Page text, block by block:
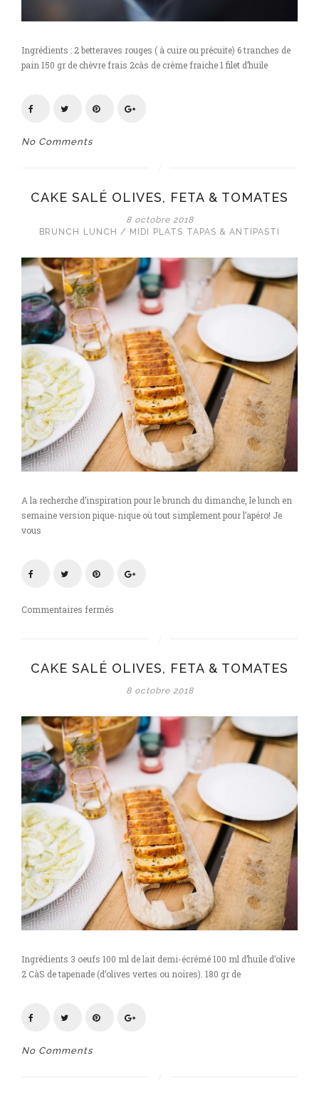
Ingrédients : 2 betteraves rouges ( à cuire ou précuite) 6 tranches de
pain 150 gr de chèvre frais 2càs de crème fraiche 1 filet d’huile
No Comments
CAKE SALÉ OLIVES, FETA & TOMATES
8 octobre 2018
BRUNCH
LUNCH / MIDI PLATS TAPAS & ANTIPASTI
A la recherche d’inspiration pour le brunch du dimanche, le lunch en
semaine version pique-nique où tout simplement pour l’apéro! Je
vous
Commentaires fermés
feta
CAKE SALÉ OLIVES, FETA & TOMATES
8 octobre 2018
Ingrédients 3 oeufs 100 ml de lait demi-écrémé 100 ml d’huile d’olive
2 CàS de tapenade (d’olives vertes ou noires). 180 gr de
No Comments